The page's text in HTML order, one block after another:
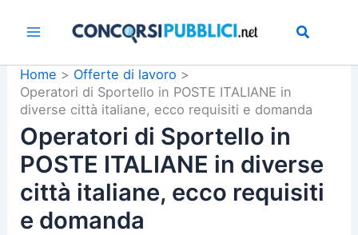
Home
Offerte di lavoro
Operatori di Sportello in POSTE ITALIANE in
diverse città italiane, ecco requisiti e domanda
Operatori di Sportello in
POSTE ITALIANE in diverse
città italiane, ecco requisiti
e domanda